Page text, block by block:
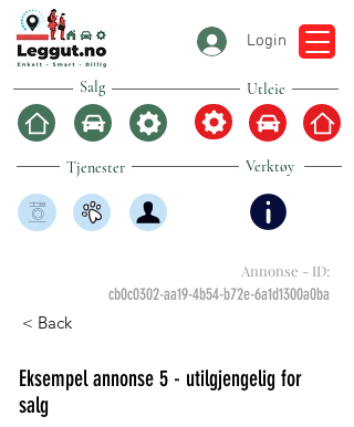
Salg Utleie
Tjenester Verktøy
Login
Annonse - ID:
cb0c0302-aa19-4b54-b72e-6a1d1300a0ba
< Back
Eksempel annonse 5 - utilgjengelig for
salg